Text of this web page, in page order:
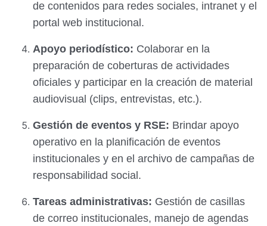
de contenidos para redes sociales, intranet y el
portal web institucional.
Apoyo periodístico: Colaborar en la
preparación de coberturas de actividades
oficiales y participar en la creación de material
audiovisual (clips, entrevistas, etc.).
Gestión de eventos y RSE: Brindar apoyo
operativo en la planificación de eventos
institucionales y en el archivo de campañas de
responsabilidad social.
Tareas administrativas: Gestión de casillas
de correo institucionales, manejo de agendas